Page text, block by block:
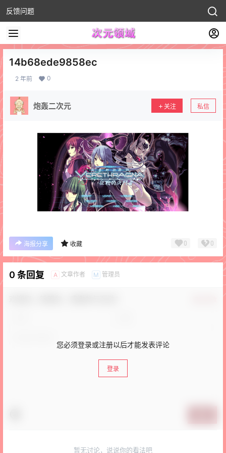
反馈问题
14b68ede9858ec
2 年前 0
炮轰二次元 关注 私信
海报分享 收藏 0 0
0 条回复 A 文章作者 M 管理员
您必须登录或注册以后才能发表评论
登录
暂无讨论，说说你的看法吧